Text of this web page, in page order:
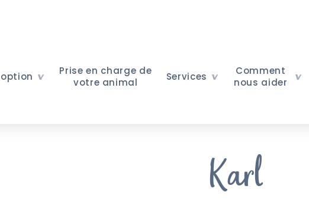
Prise en charge de
votre animal
Services
Comment
nous aider
Karl